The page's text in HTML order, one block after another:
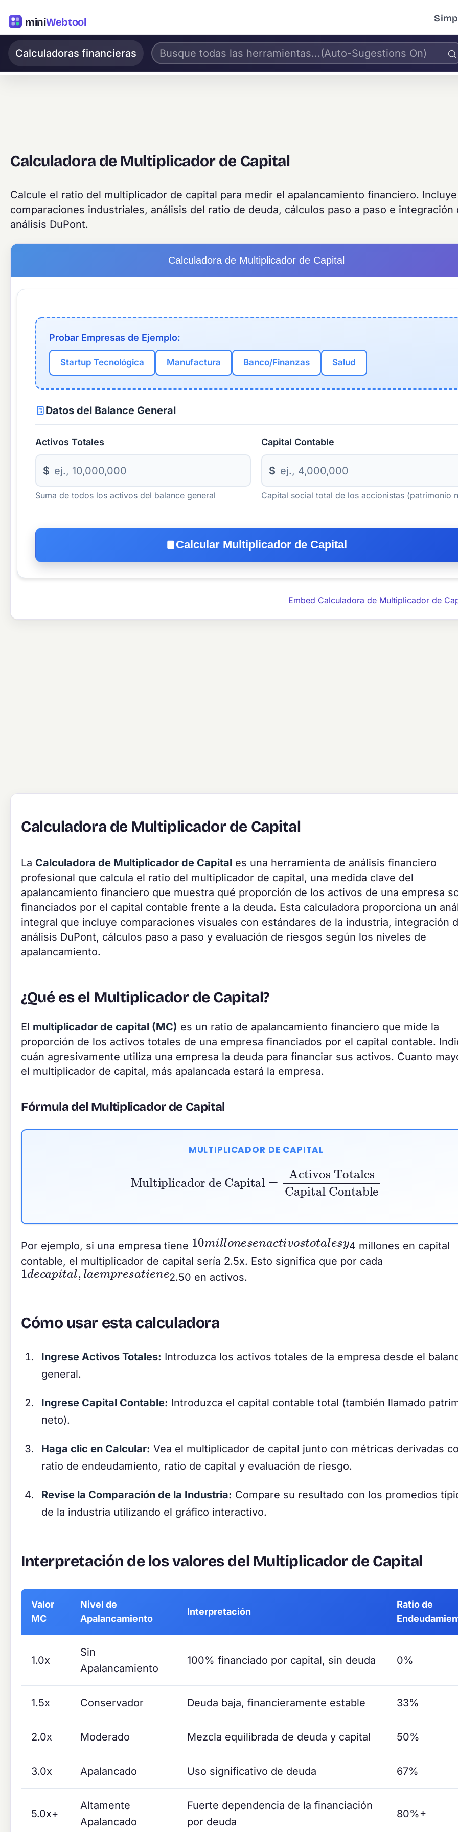
miniWebtool
Calculadoras financieras
Calculadora de Multiplicador de Capital
Calcule el ratio del multiplicador de capital para medir el apalancamiento financiero. Incluye
comparaciones industriales, análisis del ratio de deuda, cálculos paso a paso e integración
análisis DuPont.
Calculadora de Multiplicador de Capital
Probar Empresas de Ejemplo:
Startup Tecnológica Manufactura Banco/Finanzas Salud
Datos del Balance General
Activos Totales
$
Suma de todos los activos del balance general
Capital Contable
$
Capital social total de los accionistas (patrimonio
Calcular Multiplicador de Capital
Embed Calculadora de Multiplicador de
Calculadora de Multiplicador de Capital
La Calculadora de Multiplicador de Capital es una herramienta de análisis financiero
profesional que calcula el ratio del multiplicador de capital, una medida clave del
apalancamiento financiero que muestra qué proporción de los activos de una empresa
financiados por el capital contable frente a la deuda. Esta calculadora proporciona un
integral que incluye comparaciones visuales con estándares de la industria, integración
análisis DuPont, cálculos paso a paso y evaluación de riesgos según los niveles de
apalancamiento.
¿Qué es el Multiplicador de Capital?
El multiplicador de capital (MC) es un ratio de apalancamiento financiero que mide la
proporción de los activos totales de una empresa financiados por el capital contable.
cuán agresivamente utiliza una empresa la deuda para financiar sus activos. Cuanto
el multiplicador de capital, más apalancada estará la empresa.
Fórmula del Multiplicador de Capital
MULTIPLICADOR DE CAPITAL
Activos TotalesCapital Contable
Por ejemplo, si una empresa tiene
10millonesenactivostotales y
4 millones en capital
contable, el multiplicador de capital sería 2.5x. Esto significa que por cada
1decapita ,laempresatiene
2.50 en activos.
Cómo usar esta calculadora
Ingrese Activos Totales: Introduzca los activos totales de la empresa desde el
general.
Ingrese Capital Contable: Introduzca el capital contable total (también llamado
neto).
Haga clic en Calcular: Vea el multiplicador de capital junto con métricas derivadas
ratio de endeudamiento, ratio de capital y evaluación de riesgo.
Revise la Comparación de la Industria: Compare su resultado con los promedios
de la industria utilizando el gráfico interactivo.
Interpretación de los valores del Multiplicador de Capital
Valor
MC
Nivel de
Apalancamiento
Interpretación
Ratio de
1.0x
Sin
Apalancamiento
100% financiado por capital, sin deuda 0%
1.5x Conservador Deuda baja, financieramente estable 33%
2.0x Moderado Mezcla equilibrada de deuda y capital 50%
3.0x Apalancado Uso significativo de deuda 67%
5.0x+
Altamente
Apalancado
Fuerte dependencia de la financiación
por deuda
80%+